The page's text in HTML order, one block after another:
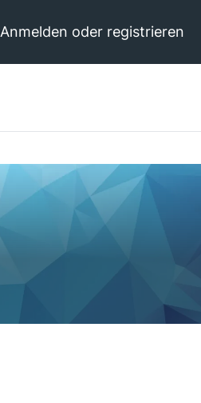
Anmelden oder registrieren